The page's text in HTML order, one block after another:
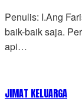
Penulis: I.Ang
baik-baik saja.
api…
JIMAT KELUARGA